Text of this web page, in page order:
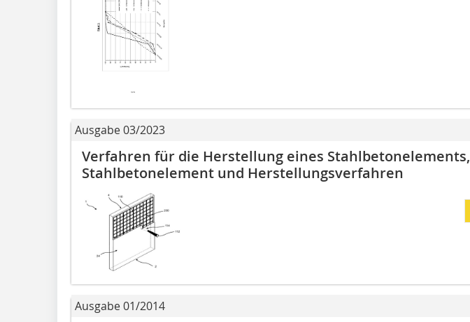
Ausgabe 03/2023
Verfahren für die Herstellung eines Stahlbetonelements,
Stahlbetonelement und Herstellungsverfahren
Ausgabe 01/2014